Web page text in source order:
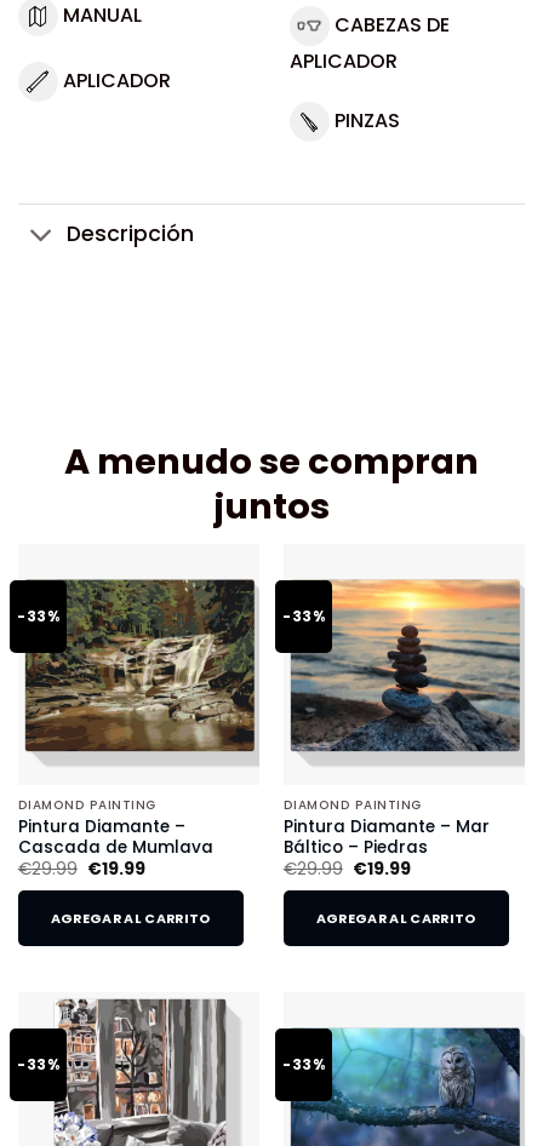
MANUAL
APLICADOR
CABEZAS DE
APLICADOR
PINZAS
Descripción
A menudo se compran
juntos
-33%
DIAMOND PAINTING
Pintura Diamante –
Cascada de Mumlava
€29.99 €19.99
AGREGAR AL CARRITO
-33%
DIAMOND PAINTING
Pintura Diamante – Mar
Báltico – Piedras
€29.99 €19.99
AGREGAR AL CARRITO
-33% -33%